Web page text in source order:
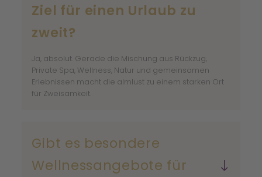
Ziel für einen Urlaub zu
zweit?
Ja, absolut. Gerade die Mischung aus Rückzug,
Private Spa, Wellness, Natur und gemeinsamen
Erlebnissen macht die almlust zu einem starken Ort
für Zweisamkeit.
Gibt es besondere
Wellnessangebote für